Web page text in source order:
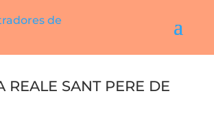
Reale Sant Pere De